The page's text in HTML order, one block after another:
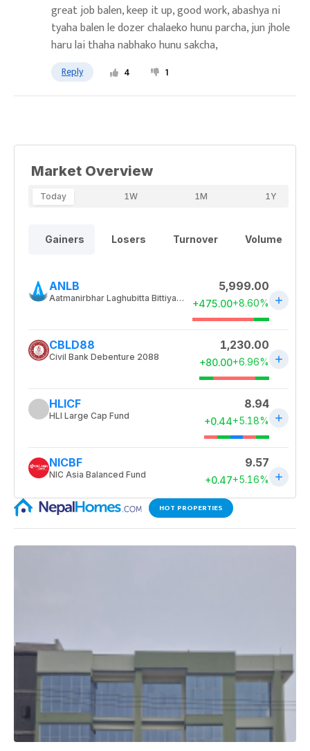
great job balen, keep it up, good work, abashya ni
tyaha balen le dozer chalaeko hunu parcha, jun jhole
haru lai thaha nabhako hunu sakcha,
Reply 4 1
HOT PROPERTIES